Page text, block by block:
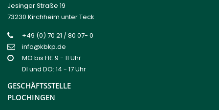
Jesinger Straße 19
73230 Kirchheim unter Teck
+49 (0) 70 21 / 80 07- 0
info@kbkp.de
MO bis FR: 9 - 11 Uhr
DI und DO: 14 - 17 Uhr
GESCHÄFTSSTELLE
PLOCHINGEN